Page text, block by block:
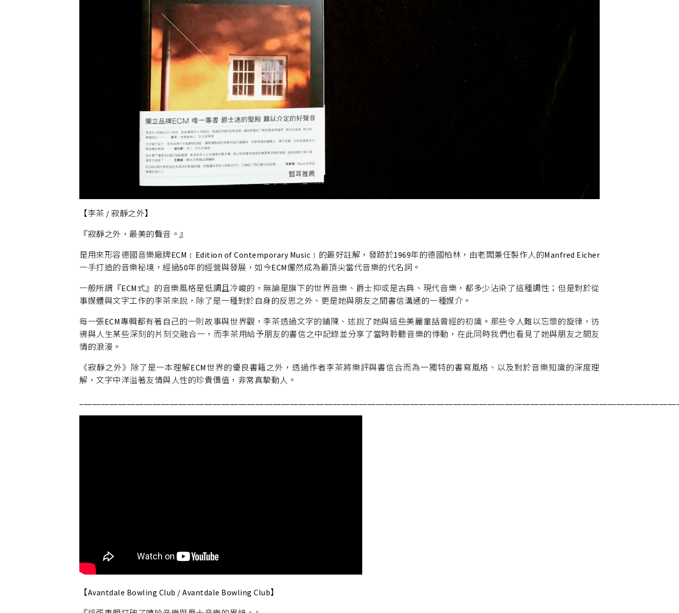
【李茶 / 寂靜之外】
『寂靜之外，最美的聲音。』
是用來形容德國音樂廠牌ECM﹝Edition of Contemporary Music﹞的最好註解，發跡於1969年的德國柏林，由老闆兼任製作人的Manfred Eicher
一手打造的音樂秘境，經過50年的經營與發展，如今ECM儼然成為最頂尖當代音樂的代名詞。
一般所謂『ECM式』的音樂風格是低調且冷峻的，無論是旗下的世界音樂、爵士抑或是古典、現代音樂，都多少沾染了這種調性；但是對於從
事媒體與文字工作的李茶來說，除了是一種對於自身的反思之外、更是她與朋友之間書信溝通的一種媒介。
每一張ECM專輯都有著自己的一則故事與世界觀，李茶透過文字的鋪陳、述說了她與這些美麗童話曾經的初識。那些令人難以忘懷的旋律，彷
彿與人生某些深刻的片刻交融合一，而李茶用給予朋友的書信之中記錄並分享了當時聆聽音樂的悸動，在此同時我們也看見了她與朋友之間友
情的浪漫。
《寂靜之外》除了是一本理解ECM世界的優良書籍之外，透過作者李茶將樂評與書信合而為一獨特的書寫風格、以及對於音樂知識的深度理
解，文字中洋溢著友情與人性的珍貴價值，非常真摯動人。
【Avantdale Bowling Club / Avantdale Bowling Club】